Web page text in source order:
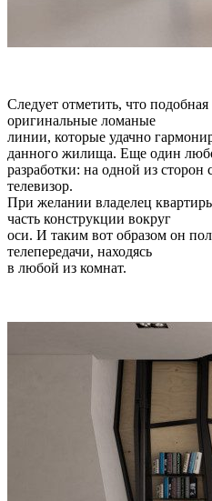
Следует отметить, что
оригинальные ломаные
линии, которые удачно
данного жилища. Еще один
разработки: на одной из
телевизор.
При желании владелец
часть конструкции вокруг
оси. И таким вот образом он
телепередачи, находясь
в любой из комнат.